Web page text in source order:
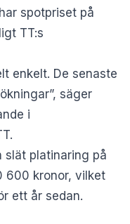
spotpriset på
TT:s
enkelt. De senaste
säger
i
slät platinaring på
600 kronor, vilket
ett år sedan.